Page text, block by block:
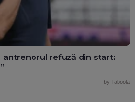
antrenorul refuză din start:
by Taboola